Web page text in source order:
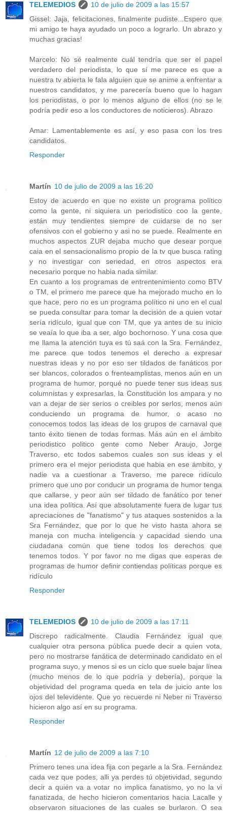
TELEMEDIOS
10 de julio de 2009 a las 15:57
Gissel: Jaja, felicitaciones, finalmente pudiste...Espero que
mi amigo te haya ayudado un poco a lograrlo. Un abrazo y
muchas gracias!
Marcelo: No sé realmente cuál tendría que ser el papel
verdadero del periodista, lo que sí me parece es que a
nuestra tv abierta le fala alguien que se anime a enfrentar a
nuestros candidatos, y me parecería bueno que lo hagan
los periodistas, o por lo menos alguno de ellos (no se le
podría pedir eso a los conductores de noticieros). Abrazo
Amar: Lamentablemente es así, y eso pasa con los tres
candidatos.
Responder
Martín 10 de julio de 2009 a las 16:20
Estoy de acuerdo en que no existe un programa político
como la gente, ni siquiera un periodistico coo la gente,
están muy tendientes siempre de cuidarse de no ser
ofensivos con el gobierno y asi no se puede. Realmente en
muchos aspectos ZUR dejaba mucho que desear porque
caia en el sensacionalismo propio de la tv que busca rating
y no investigar con seriedad, en otros aspectos era
necesario porque no habia nada similar.
En cuanto a los programas de entrentenimiento como BTV
o TM, el primero me parece que ha mejorado mucho en lo
que hace, pero no es un programa político ni uno en el cual
se pueda consultar para tomar la decisión de a quien votar
sería ridículo, igual que con TM, que ya antes de su inicio
se veaía lo que iba a ser, algo bochornoso. Y una cosa que
me llama la atención tuya es tú saá con la Sra. Fernández,
me parece que todos tenemos el derecho a expresar
nuestras ideas y no por eso ser tildados de fanáticos por
ser blancos, colorados o frenteamplistas, menos aún en un
programa de humor, porqué no puede tener sus ideas sus
columnistas y expresarlas, la Constitución los ampara y no
van a dejar de ser serios o creibles por serlos, menos aún
conduciendo un programa de humor, o acaso no
conocemos todos las ideas de los grupos de carnaval que
tanto éxito tienen de todas formas. Más aún en el ámbito
periodistico politico gente como Neber Araujo, Jorge
Traverso, etc todos sabemos cuales son sus ideas y el
primero era el mejor periodista que habia en ese ámbito, y
nadie va a cuestionar a Traverso, me parece ridículo
primero que uno por conducir un programa de humor tenga
que callarse, y peor aún ser tildado de fanático por tener
una idea política. Así que absolutamente fuera de lugar tus
apreciaciones de "fanatismo" y tus ataques sostenidos a la
Sra Fernández, que por lo que he visto hasta ahora se
maneja con mucha inteligencia y capacidad siendo una
ciudadana común que tiene todos los derechos que
tenemos todos. Y por favor no me digas que esperas de
programas de humor definir contiendas políticas porque es
ridículo
Responder
TELEMEDIOS
10 de julio de 2009 a las 17:11
Discrepo radicalmente. Claudia Fernández igual que
cualquier otra persona pública puede decir a quien vota,
pero no mostrarse fanática de determinado candidato en el
programa suyo, y menos si es un ciclo que suele bajar línea
(mucho menos de lo que podría y debería), porque la
objetividad del programa queda en tela de juicio ante los
ojos del televidente. Que yo recuerde ni Neber ni Traverso
hicieron algo así en su programa.
Responder
Martín 12 de julio de 2009 a las 7:10
Primero tenes una idea fija con pegarle a la Sra. Fernández
cada vez que podes, alli ya perdes tú objetividad, segundo
decir a quién va a votar no implica fanatismo, yo no la vi
fanatizada, de hecho hicieron comentarios hacia Lacalle y
observaron situaciones de las cuales se burlaron. O sea